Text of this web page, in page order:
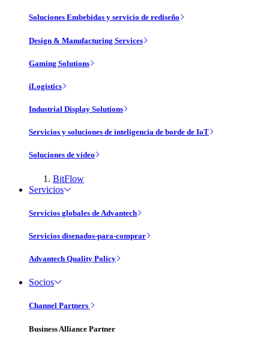
Soluciones Embebidas y servicio de rediseño
Design & Manufacturing Services
Gaming Solutions
iLogistics
Industrial Display Solutions
Servicios y soluciones de inteligencia de borde de IoT
Soluciones de vídeo
BitFlow
Servicios
Servicios globales de Advantech
Servicios disenados-para-comprar
Advantech Quality Policy
Socios
Channel Partners
Business Alliance Partner